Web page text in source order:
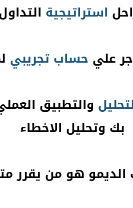
استراتيجية
علي حساب تجريبي
والتطبيق
بك وتحليل الاخطاء
هو من يقرر